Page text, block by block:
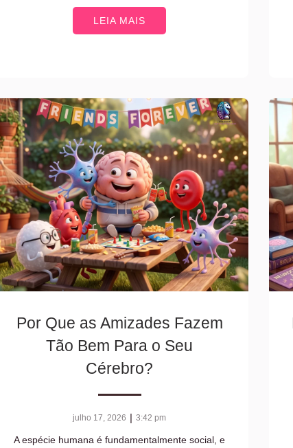
LEIA MAIS
Por Que as Amizades Fazem
Tão Bem Para o Seu
Cérebro?
julho 17, 2026 3:42 pm
A espécie humana é fundamentalmente social, e